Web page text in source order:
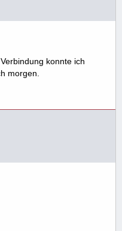
konnte ich
morgen.